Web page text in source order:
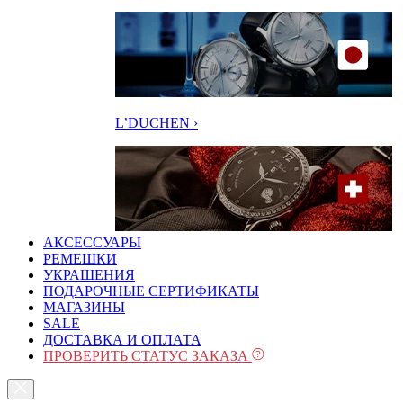
L’DUCHEN ›
АКСЕССУАРЫ
РЕМЕШКИ
УКРАШЕНИЯ
ПОДАРОЧНЫЕ СЕРТИФИКАТЫ
МАГАЗИНЫ
SALE
ДОСТАВКА И ОПЛАТА
ПРОВЕРИТЬ СТАТУС ЗАКАЗА